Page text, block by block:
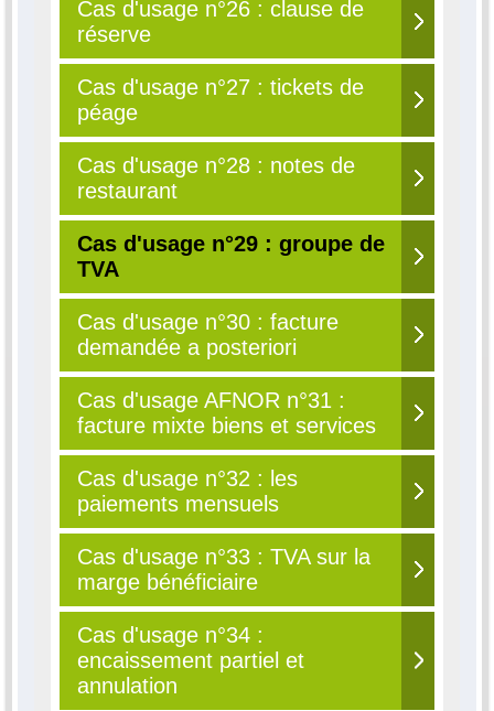
Cas d'usage n°26 : clause de
réserve
Cas d'usage n°27 : tickets de
péage
Cas d'usage n°28 : notes de
restaurant
Cas d'usage n°29 : groupe de
TVA
Cas d'usage n°30 : facture
demandée a posteriori
Cas d'usage AFNOR n°31 :
facture mixte biens et services
Cas d'usage n°32 : les
paiements mensuels
Cas d'usage n°33 : TVA sur la
marge bénéficiaire
Cas d'usage n°34 :
encaissement partiel et
annulation